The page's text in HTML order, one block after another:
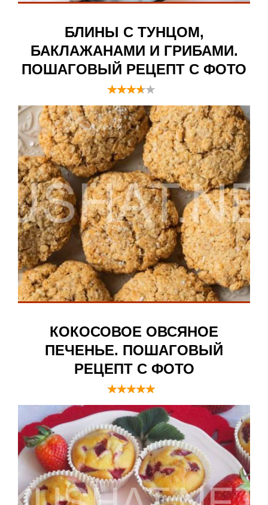
БЛИНЫ С ТУНЦОМ,
БАКЛАЖАНАМИ И ГРИБАМИ.
ПОШАГОВЫЙ РЕЦЕПТ С ФОТО
КОКОСОВОЕ ОВСЯНОЕ
ПЕЧЕНЬЕ. ПОШАГОВЫЙ
РЕЦЕПТ С ФОТО